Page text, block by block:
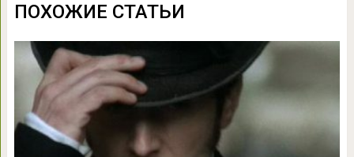
ПОХОЖИЕ СТАТЬИ